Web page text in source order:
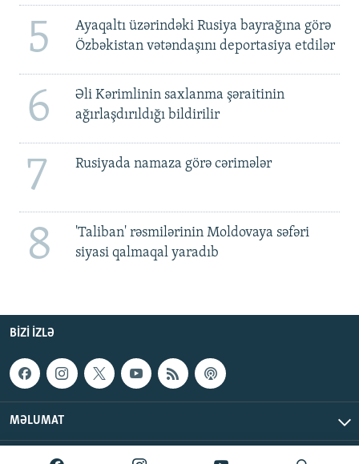
5
Ayaqaltı üzərindəki Rusiya bayrağına görə
Özbəkistan vətəndaşını deportasiya etdilər
6
Əli Kərimlinin saxlanma şəraitinin
ağırlaşdırıldığı bildirilir
7 Rusiyada namaza görə cərimələr
8
'Taliban' rəsmilərinin Moldovaya səfəri
siyasi qalmaqal yaradıb
BIZI IZLƏ
MƏLUMAT